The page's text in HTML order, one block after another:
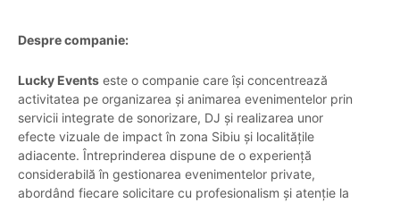
Despre companie:
Lucky Events este o companie care își concentrează
activitatea pe organizarea și animarea evenimentelor prin
servicii integrate de sonorizare, DJ și realizarea unor
efecte vizuale de impact în zona Sibiu și localitățile
adiacente. Întreprinderea dispune de o experiență
considerabilă în gestionarea evenimentelor private,
abordând fiecare solicitare cu profesionalism și atenție la